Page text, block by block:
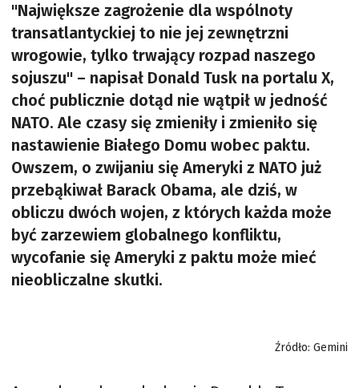
"Największe zagrożenie dla wspólnoty
transatlantyckiej to nie jej zewnętrzni
wrogowie, tylko trwający rozpad naszego
sojuszu" – napisał Donald Tusk na portalu X,
choć publicznie dotąd nie wątpił w jedność
NATO. Ale czasy się zmieniły i zmieniło się
nastawienie Białego Domu wobec paktu.
Owszem, o zwijaniu się Ameryki z NATO już
przebąkiwał Barack Obama, ale dziś, w
obliczu dwóch wojen, z których każda może
być zarzewiem globalnego konfliktu,
wycofanie się Ameryki z paktu może mieć
nieobliczalne skutki.
Źródło: Gemini